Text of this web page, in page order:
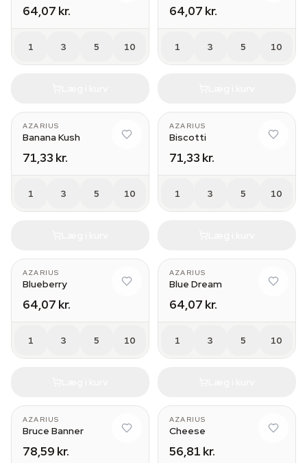
64,07 kr.
1 3 5 10
64,07 kr.
1 3 5 10
AZARIUS
Banana Kush
71,33 kr.
1 3 5 10
AZARIUS
Biscotti
71,33 kr.
1 3 5 10
AZARIUS
Blueberry
64,07 kr.
1 3 5 10
AZARIUS
Blue Dream
64,07 kr.
1 3 5 10
AZARIUS
Bruce Banner
78,59 kr.
AZARIUS
Cheese
56,81 kr.